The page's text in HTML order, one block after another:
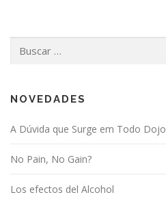
NOVEDADES
A Dúvida que Surge em Todo Dojo
No Pain, No Gain?
Los efectos del Alcohol